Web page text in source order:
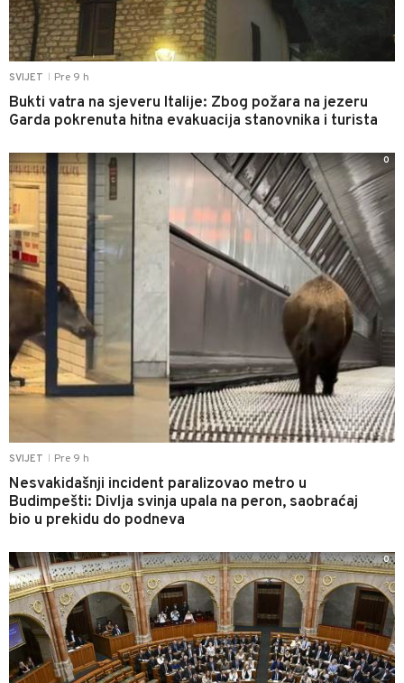
SVIJET Pre 9 h
Bukti vatra na sjeveru Italije: Zbog požara na jezeru
Garda pokrenuta hitna evakuacija stanovnika i turista
SVIJET Pre 9 h
Nesvakidašnji incident paralizovao metro u
Budimpešti: Divlja svinja upala na peron, saobraćaj
bio u prekidu do podneva
0
0